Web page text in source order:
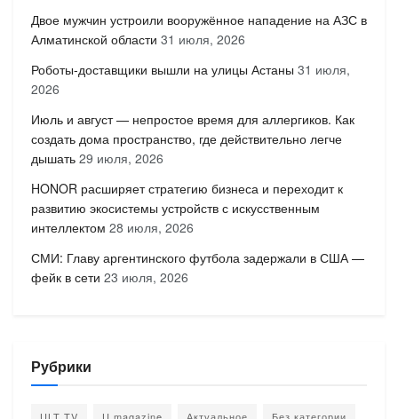
Двое мужчин устроили вооружённое нападение на АЗС в
Алматинской области 31 июля, 2026
Роботы-доставщики вышли на улицы Астаны 31 июля,
2026
Июль и август — непростое время для аллергиков. Как
создать дома пространство, где действительно легче
дышать 29 июля, 2026
HONOR расширяет стратегию бизнеса и переходит к
развитию экосистемы устройств с искусственным
интеллектом 28 июля, 2026
СМИ: Главу аргентинского футбола задержали в США —
фейк в сети 23 июля, 2026
Рубрики